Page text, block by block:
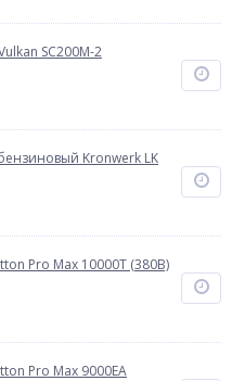
SC200M-2
Kronwerk LK
Pro Max 10000T (380В)
Pro Max 9000EA